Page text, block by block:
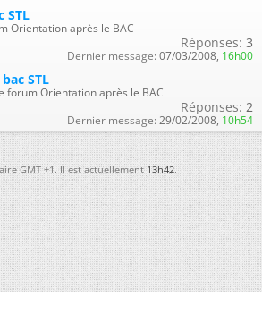
STL
Orientation après le BAC
Réponses: 3
Dernier message: 07/03/2008, 16h00
STL
forum Orientation après le BAC
Réponses: 2
Dernier message: 29/02/2008, 10h54
GMT +1. Il est actuellement13h42.